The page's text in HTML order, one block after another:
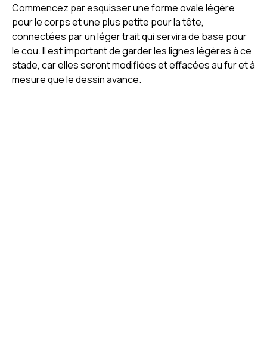
Commencez par esquisser une forme ovale légère
pour le corps et une plus petite pour la tête,
connectées par un léger trait qui servira de base pour
le cou. Il est important de garder les lignes légères à ce
stade, car elles seront modifiées et effacées au fur et à
mesure que le dessin avance.